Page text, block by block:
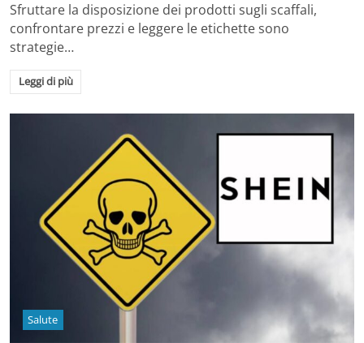
Sfruttare la disposizione dei prodotti sugli scaffali,
confrontare prezzi e leggere le etichette sono
strategie…
Leggi di più
Salute